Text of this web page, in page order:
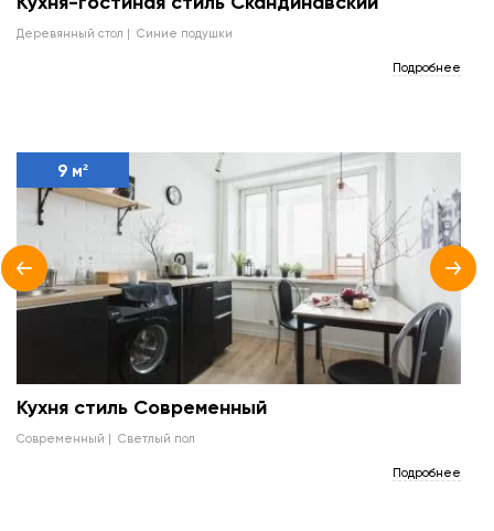
деревянный стол синие подушки
Подробнее
9 м²
Кухня стиль Современный
современный светлый пол
Подробнее